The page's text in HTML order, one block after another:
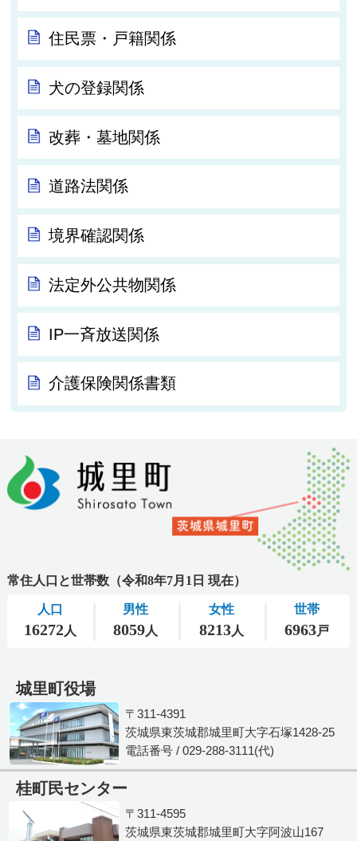
住民票・戸籍関係
犬の登録関係
改葬・墓地関係
道路法関係
境界確認関係
法定外公共物関係
IP一斉放送関係
介護保険関係書類
城里町役場
〒311-4391
茨城県東茨城郡城里町大字石塚1428-25
電話番号 / 029-288-3111(代)
桂町民センター
〒311-4595
茨城県東茨城郡城里町大字阿波山167